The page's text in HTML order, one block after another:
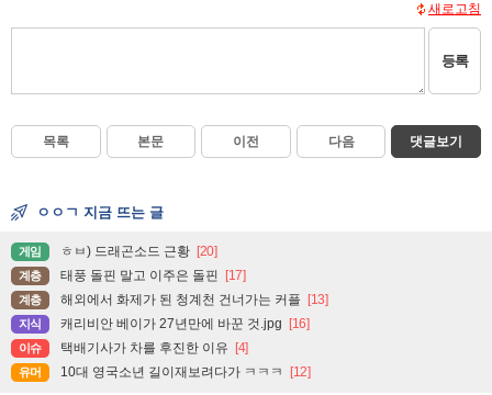
새로고침
등록
목록 본문 이전 다음 댓글보기
ㅇㅇㄱ 지금 뜨는 글
게임 ㅎㅂ) 드래곤소드 근황 [20]
계층 태풍 돌핀 말고 이주은 돌핀 [17]
계층 해외에서 화제가 된 청계천 건너가는 커플 [13]
지식 캐리비안 베이가 27년만에 바꾼 것.jpg [16]
이슈 택배기사가 차를 후진한 이유 [4]
유머 10대 영국소년 길이재보려다가 ㅋㅋㅋ [12]